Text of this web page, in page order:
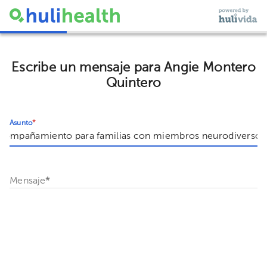
Escribe un mensaje para Angie Montero
Quintero
Asunto*
Mensaje*